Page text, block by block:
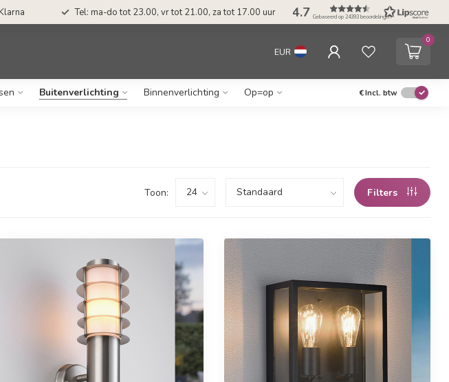
Tel: ma-do tot 23.00, vr tot 21.00, za tot 17.00 uur 4.7 Gebaseerd op 24393 beoordelingen
EUR
0
Buitenverlichting Binnenverlichting Op=op €Incl. btw
Toon: Filters